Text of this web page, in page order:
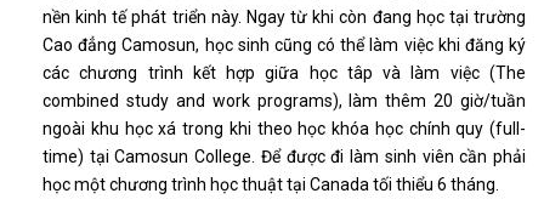
nền kinh tế phát triển này. Ngay từ khi còn đang học tại trường
Cao đẳng Camosun, học sinh cũng có thể làm việc khi đăng ký
các chương trình kết hợp giữa học tâp và làm việc (The
combined study and work programs), làm thêm 20 giờ/tuần
ngoài khu học xá trong khi theo học khóa học chính quy (full-
time) tại Camosun College. Để được đi làm sinh viên cần phải
học một chương trình học thuật tại Canada tối thiểu 6 tháng.